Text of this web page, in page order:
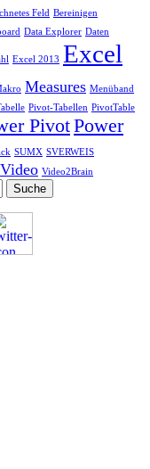
Feld Bereinigen
Data Explorer Daten
Excel 2013 Excel
Measures Menüband
Pivot-Tabellen PivotTable
PivotPower
SUMX SVERWEIS
Video Video2Brain